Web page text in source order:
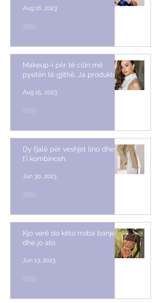
Aug 16, 2023
Makeup-i për të cilin më
pyetën të gjithë. Ja produktet
Aug 15, 2023
Dy fjalë për veshjet lino dhe si
t’i kombinosh
Jun 30, 2023
Kjo verë do këto rroba banje
dhe jo ato
Jun 13, 2023